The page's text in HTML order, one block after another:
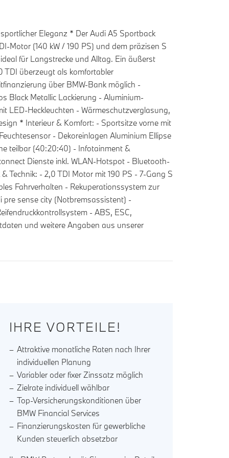
Eleganz * Der Audi A5 Sportback
Motor (140 kW / 190 PS) und dem präzisen S
für Langstrecke und Alltag. Ein äußerst
TDI überzeugt als komfortabler
über BMW-Bank möglich -
Black Metallic Lackierung - Aluminium-
LED-Heckleuchten - Wärmeschutzverglasung,
* Interieur & Komfort: - Sportsitze vorne mit
- Dekoreinlagen Aluminium Ellipse
teilbar (40:20:40) - Infotainment &
Dienste inkl. WLAN-Hotspot - Bluetooth-
Technik: - 2,0 TDI Motor mit 190 PS - 7-Gang S
Fahrverhalten - Rekuperationssystem zur
sense city (Notbremsassistent) -
- ABS, ESC,
und weitere Angaben aus unserer
IHRE VORTEILE!
Attraktive monatliche Raten nach Ihrer
individuellen Planung
Variabler oder fixer Zinssatz möglich
Zielrate individuell wählbar
Top-Versicherungskonditionen über
BMW Financial Services
Finanzierungskosten für gewerbliche
Kunden steuerlich absetzbar